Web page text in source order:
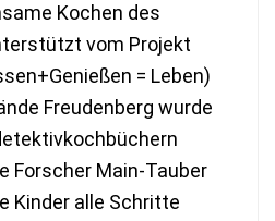
Kochen des
vom Projekt
= Leben)
Freudenberg wurde
Forscher Main-Tauber
Kinder alle Schritte